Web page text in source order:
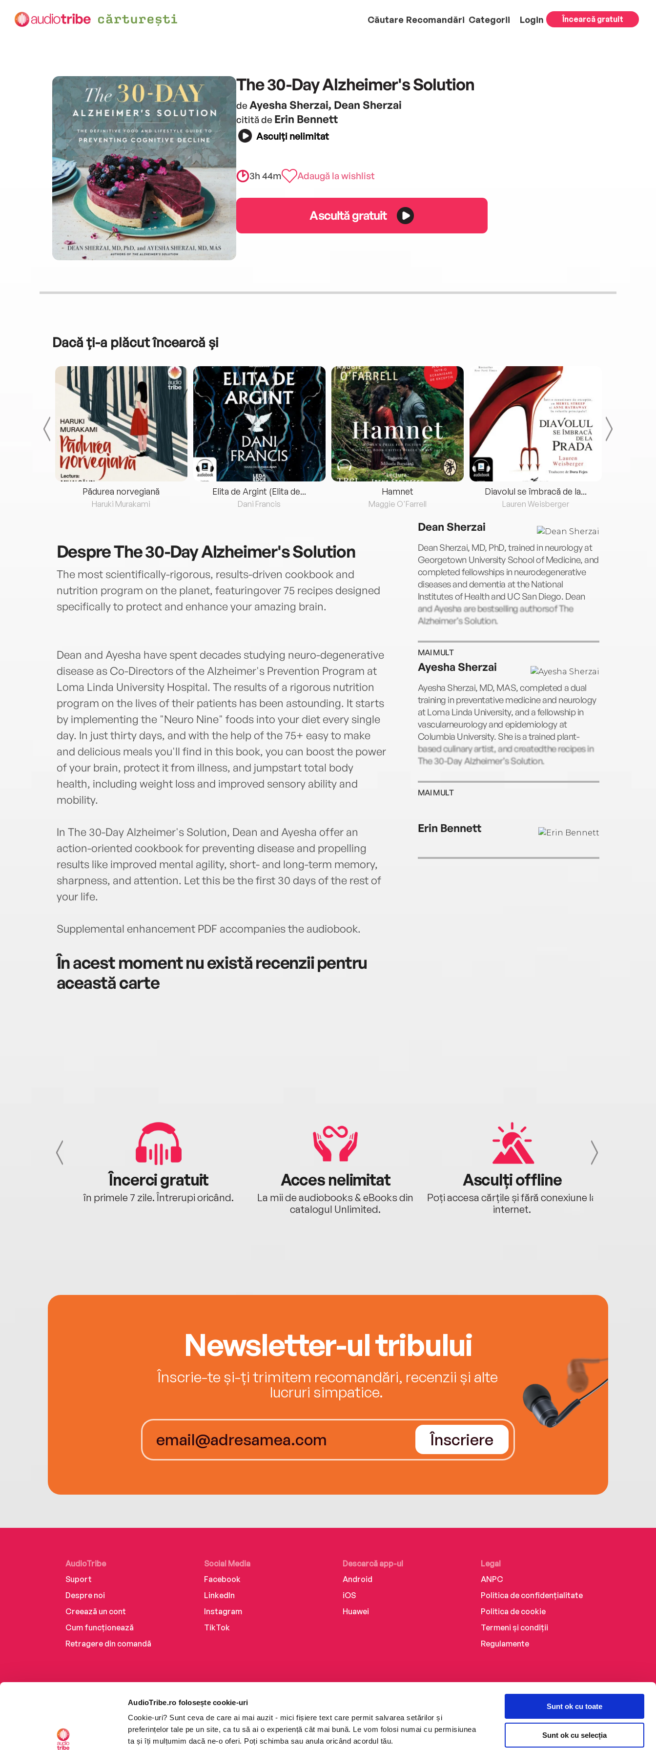
AudioTribe.ro folosește cookie-uri
Cookie-uri? Sunt ceva de care ai mai auzit - mici fișiere text care permit salvarea setărilor și
preferințelor tale pe un site, ca tu să ai o experiență cât mai bună. Le vom folosi numai cu permisiunea
ta și îți mulțumim dacă ne-o oferi. Poți schimba sau anula oricând acordul tău.
Sunt ok cu toate
Sunt ok cu selecția
Căutare Recomandări Categorii Login Încearcă gratuit
The 30-Day Alzheimer's Solution
de Ayesha Sherzai, Dean Sherzai
citită de Erin Bennett
Asculți nelimitat
3h 44m Adaugă la wishlist
Ascultă gratuit
Dacă ți-a plăcut încearcă și
Pădurea norvegiană
Haruki Murakami
Elita de Argint (Elita de...
Dani Francis
Hamnet
Maggie O'Farrell
Diavolul se îmbracă de la...
Lauren Weisberger
DespreThe 30-Day Alzheimer's Solution
The most scientifically-rigorous, results-driven cookbook and
nutrition program on the planet, featuringover 75 recipes designed
specifically to protect and enhance your amazing brain.
Dean and Ayesha have spent decades studying neuro-degenerative
disease as Co-Directors of the Alzheimer's Prevention Program at
Loma Linda University Hospital. The results of a rigorous nutrition
program on the lives of their patients has been astounding. It starts
by implementing the "Neuro Nine" foods into your diet every single
day. In just thirty days, and with the help of the 75+ easy to make
and delicious meals you'll find in this book, you can boost the power
of your brain, protect it from illness, and jumpstart total body
health, including weight loss and improved sensory ability and
mobility.
In The 30-Day Alzheimer's Solution, Dean and Ayesha offer an
action-oriented cookbook for preventing disease and propelling
results like improved mental agility, short- and long-term memory,
sharpness, and attention. Let this be the first 30 days of the rest of
your life.
Supplemental enhancement PDF accompanies the audiobook.
În acest moment nu există recenzii pentru
această carte
Dean Sherzai
Dean Sherzai, MD, PhD, trained in neurology at
Georgetown University School of Medicine, and
completed fellowships in neurodegenerative
diseases and dementia at the National
Institutes of Health and UC San Diego. Dean
and Ayesha are bestselling authorsof The
Alzheimer’s Solution.
MAI MULT
Ayesha Sherzai
Ayesha Sherzai, MD, MAS, completed a dual
training in preventative medicine and neurology
at Loma Linda University, and a fellowship in
vascularneurology and epidemiology at
Columbia University. She is a trained plant-
based culinary artist, and createdthe recipes in
The 30-Day Alzheimer’s Solution.
MAI MULT
Erin Bennett
Încerci gratuit
în primele 7 zile. Întrerupi oricând.
Acces nelimitat
La mii de audiobooks & eBooks din
catalogul Unlimited.
Asculți offline
Poți accesa cărțile și fără conexiune la
internet.
Newsletter-ul tribului
Înscrie-te și-ți trimitem recomandări, recenzii și alte
lucruri simpatice.
Înscriere
AudioTribe
Suport
Despre noi
Creează un cont
Cum funcționează
Retragere din comandă
Social Media
Facebook
LinkedIn
Instagram
TikTok
Descarcă app-ul
Android
iOS
Huawei
Legal
ANPC
Politica de confidențialitate
Politica de cookie
Termeni și condiții
Regulamente